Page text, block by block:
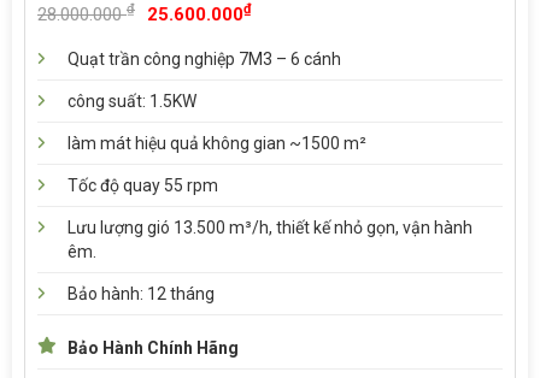
28.000.000₫ 25.600.000₫
Quạt trần công nghiệp 7M3 – 6 cánh
công suất: 1.5KW
làm mát hiệu quả không gian ~1500 m²
Tốc độ quay 55 rpm
Lưu lượng gió 13.500 m³/h, thiết kế nhỏ gọn, vận hành
êm.
Bảo hành: 12 tháng
Bảo Hành Chính Hãng